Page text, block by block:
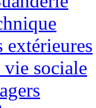
extérieures
sociale